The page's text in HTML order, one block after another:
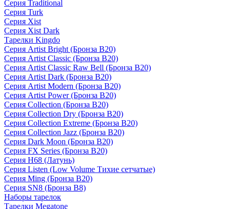
Серия Traditional
Серия Turk
Серия Xist
Серия Xist Dark
Тарелки Kingdo
Серия Artist Bright (Бронза B20)
Серия Artist Classic (Бронза B20)
Серия Artist Classic Raw Bell (Бронза B20)
Серия Artist Dark (Бронза B20)
Серия Artist Modern (Бронза B20)
Серия Artist Power (Бронза B20)
Серия Collection (Бронза B20)
Серия Collection Dry (Бронза B20)
Серия Collection Extreme (Бронза B20)
Серия Collection Jazz (Бронза B20)
Серия Dark Moon (Бронза B20)
Серия FX Series (Бронза B20)
Серия H68 (Латунь)
Серия Listen (Low Volume Тихие сетчатые)
Серия Ming (Бронза B20)
Серия SN8 (Бронза B8)
Наборы тарелок
Тарелки Megatone